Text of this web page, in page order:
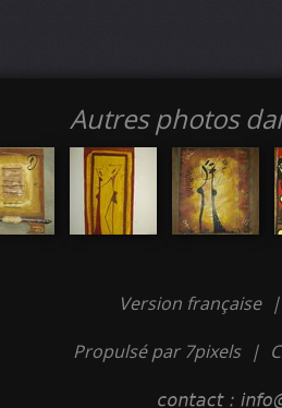
Autres photos
Version française |
Propulsé par 7pixels |